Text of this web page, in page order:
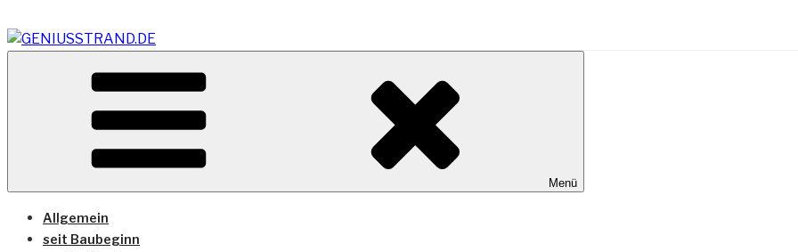
Inhalt
springen
GENIUSSTRAND.DE
Vom Geniusstrand zum JadeWeserPort/Container Terminal Wilhelmshaven
Menü
Allgemein
seit Baubeginn